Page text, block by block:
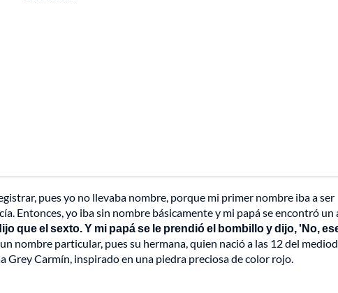
pues yo no llevaba nombre, porque mi primer nombre iba a ser
Entonces, yo iba sin nombre básicamente y mi papá se encontró un
que el sexto. Y mi papá se le prendió el bombillo y dijo, 'No,
nombre particular, pues su hermana, quien nació a las 12 del
Grey Carmín, inspirado en una piedra preciosa de color rojo.